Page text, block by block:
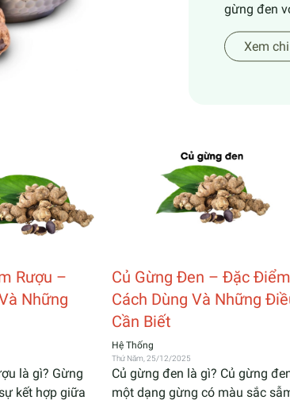
gừng đen
Xem
Rượu –
Những
là gì? Gừng
kết hợp giữa
Củ Gừng Đen – Đặc
Cách Dùng Và Những
Cần Biết
Hệ Thống
Thứ Năm, 25/12/2025
Củ gừng đen là gì? Củ gừng
một dạng gừng có màu sắc